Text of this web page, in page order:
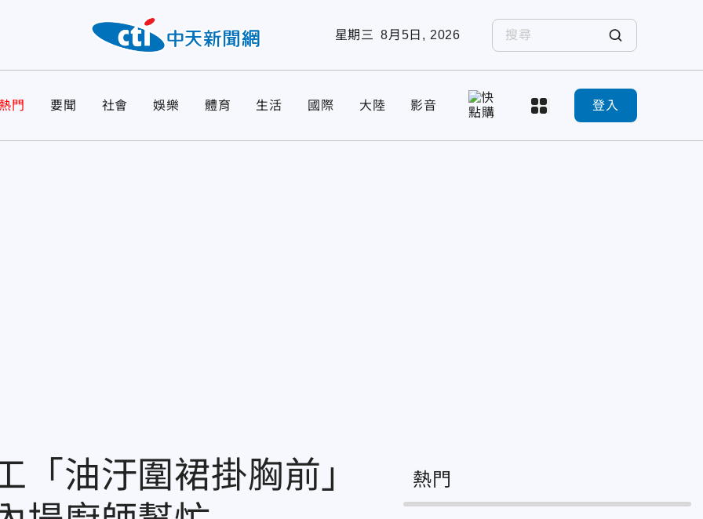
星期三 8月5日, 2026
門 要聞 社會 娛樂 體育 生活 國際 大陸 影音 登入
「油汙圍裙掛胸前」
熱門